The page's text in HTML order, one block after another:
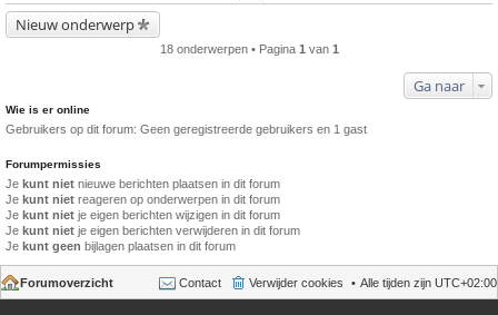
Nieuw onderwerp
18 onderwerpen • Pagina 1 van 1
Ga naar
Wie is er online
Gebruikers op dit forum: Geen geregistreerde gebruikers en 1 gast
Forumpermissies
Je kunt niet nieuwe berichten plaatsen in dit forum
Je kunt niet reageren op onderwerpen in dit forum
Je kunt niet je eigen berichten wijzigen in dit forum
Je kunt niet je eigen berichten verwijderen in dit forum
Je kunt geen bijlagen plaatsen in dit forum
Forumoverzicht Alle tijden zijn UTC+02:00
Verwijder cookies
Contact